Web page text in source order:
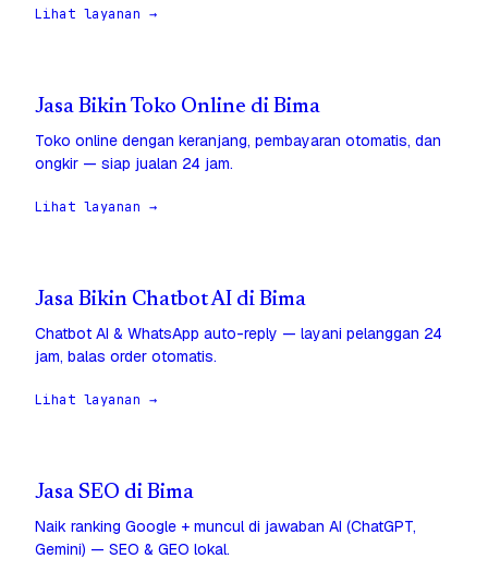
Lihat layanan →
Jasa Bikin Toko Online di Bima
Toko online dengan keranjang, pembayaran otomatis, dan
ongkir — siap jualan 24 jam.
Lihat layanan →
Jasa Bikin Chatbot AI di Bima
Chatbot AI & WhatsApp auto-reply — layani pelanggan 24
jam, balas order otomatis.
Lihat layanan →
Jasa SEO di Bima
Naik ranking Google + muncul di jawaban AI (ChatGPT,
Gemini) — SEO & GEO lokal.